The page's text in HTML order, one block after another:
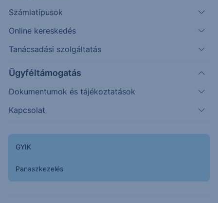
Számlatípusok
Online kereskedés
Tanácsadási szolgáltatás
Ügyféltámogatás
Dokumentumok és tájékoztatások
Kapcsolat
GYIK
Panaszkezelés
2.1000
2.2000
2.3000
Napon belüli Historikus